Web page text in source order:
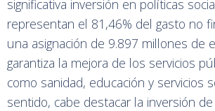
significativa inversión en políticas
representan el 81,46% del gasto no
una asignación de 9.897 millones de
garantiza la mejora de los servicios
como sanidad, educación y servicios
sentido, cabe destacar la inversión